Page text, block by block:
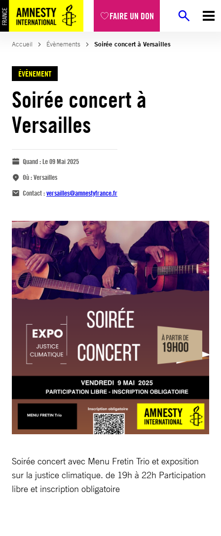
FAIRE UN DON
Accueil Évènements Soirée concert à Versailles
ÉVÈNEMENT
Soirée concert à
Versailles
Quand :Le 09 Mai 2025
Où :Versailles
Contact :versailles@amnestyfrance.fr
Soirée concert avec Menu Fretin Trio et exposition
sur la justice climatique. de 19h à 22h Participation
libre et inscription obligatoire